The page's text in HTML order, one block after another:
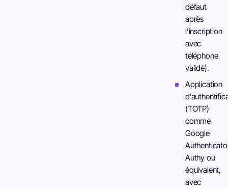
défaut
après
l’inscription
avec
téléphone
validé).
Application
(TOTP)
comme
Google
Authy ou
équivalent,
avec